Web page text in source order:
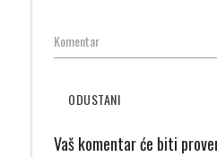
Komentar
ODUSTANI
Vaš komentar će biti